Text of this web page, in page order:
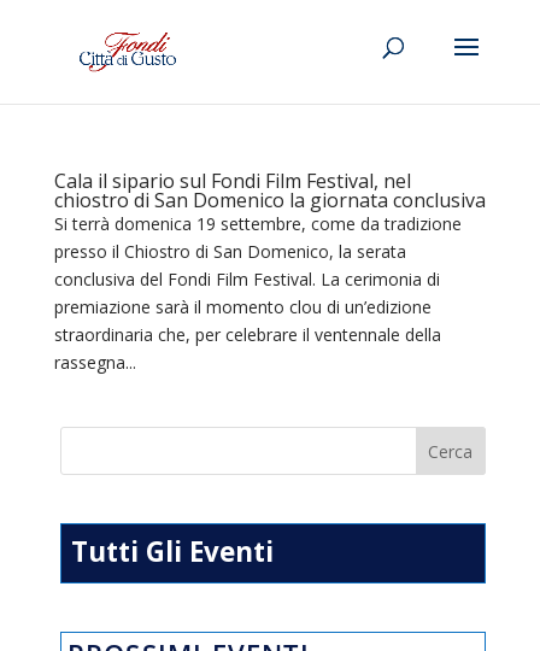
Cala il sipario sul Fondi Film Festival, nel
chiostro di San Domenico la giornata conclusiva
Si terrà domenica 19 settembre, come da tradizione
presso il Chiostro di San Domenico, la serata
conclusiva del Fondi Film Festival. La cerimonia di
premiazione sarà il momento clou di un’edizione
straordinaria che, per celebrare il ventennale della
rassegna...
Tutti Gli Eventi